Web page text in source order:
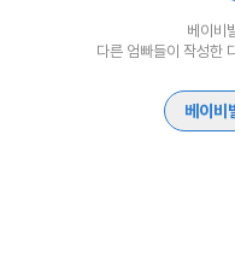
베이비
다른 엄빠들이 작성한
베이비